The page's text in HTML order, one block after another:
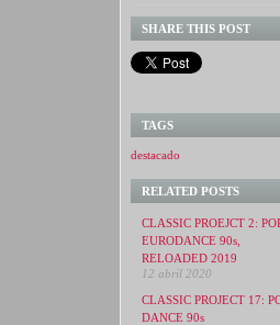
SHARE THIS POST
TAGS
destacado
RELATED POSTS
CLASSIC PROEJCT 2:
EURODANCE 90s,
RELOADED 2019
12 abril 2020
CLASSIC PROJECT 17:
DANCE 90s